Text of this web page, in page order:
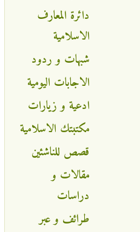
دائرة المعارف
الاسلامية
شبهات و ردود
الاجابات اليومية
ادعية و زيارات
مكتبتك الاسلامية
قصص للناشئين
مقالات و
دراسات
طرائف و عبر